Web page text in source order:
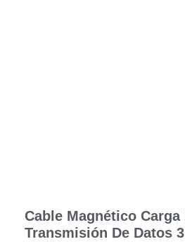
Cable Magnético Carga
Transmisión De Datos